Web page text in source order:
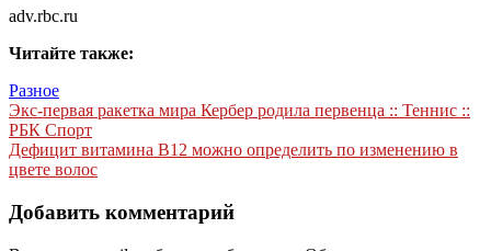
adv.rbc.ru
Читайте также:
Разное
Навигация
по
записям
Экс-первая ракетка мира Кербер родила первенца :: Теннис ::
РБК Спорт
Дефицит витамина В12 можно определить по изменению в
цвете волос
Добавить комментарий